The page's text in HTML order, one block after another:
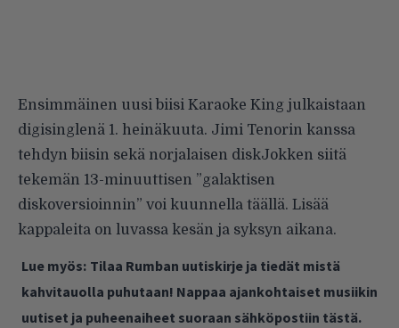
Ensimmäinen uusi biisi Karaoke King julkaistaan
digisinglenä 1. heinäkuuta. Jimi Tenorin kanssa
tehdyn biisin sekä norjalaisen diskJokken siitä
tekemän 13-minuuttisen ”galaktisen
diskoversioinnin” voi kuunnella täällä. Lisää
kappaleita on luvassa kesän ja syksyn aikana.
Lue myös: Tilaa Rumban uutiskirje ja tiedät mistä
kahvitauolla puhutaan! Nappaa ajankohtaiset musiikin
uutiset ja puheenaiheet suoraan sähköpostiin tästä.